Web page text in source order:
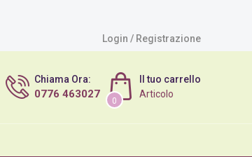
Login / Registrazione
Il tuo carrello
0
Articolo
Chiama Ora:
0776 463027